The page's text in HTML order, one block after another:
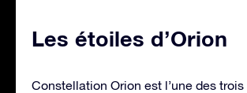
Les étoiles d’Orion
Constellation Orion est l’une des trois